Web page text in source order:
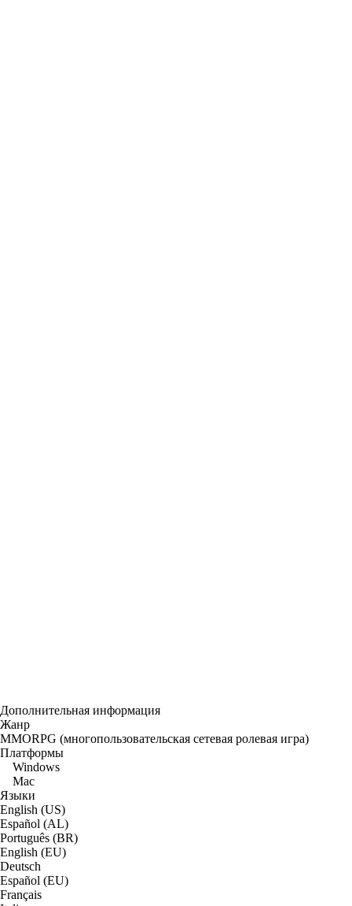
Дополнительная информация
Жанр
MMORPG (многопользовательская сетевая ролевая игра)
Платформы
Windows
Mac
Языки
English (US)
Español (AL)
Português (BR)
English (EU)
Deutsch
Español (EU)
Français